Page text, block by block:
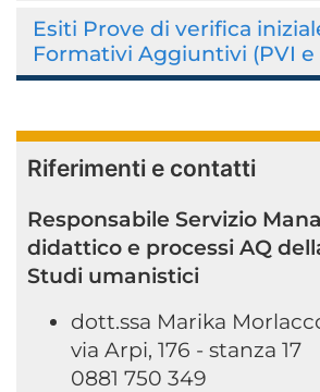
Esiti Prove di verifica
Formativi Aggiuntivi (PVI e
Riferimenti e contatti
Responsabile Servizio
didattico e processi AQ
Studi umanistici
dott.ssa Marika
via Arpi, 176 - stanza 17
0881 750 349